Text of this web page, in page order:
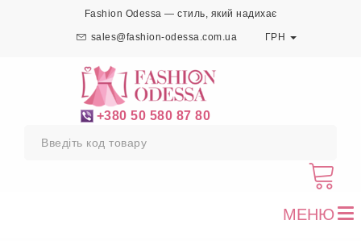
Fashion Odessa — стиль, який надихає
sales@fashion-odessa.com.ua ГРН
+380 50 580 87 80
МЕНЮ